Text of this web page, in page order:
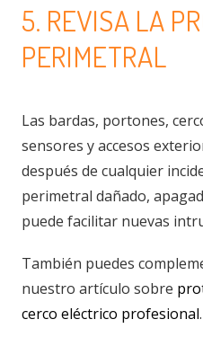
5. REVISA LA
PERIMETRAL
Las bardas, portones,
sensores y accesos
después de cualquier
perimetral dañado,
puede facilitar nuevas
También puedes
nuestro artículo sobre
cerco eléctrico profesional.